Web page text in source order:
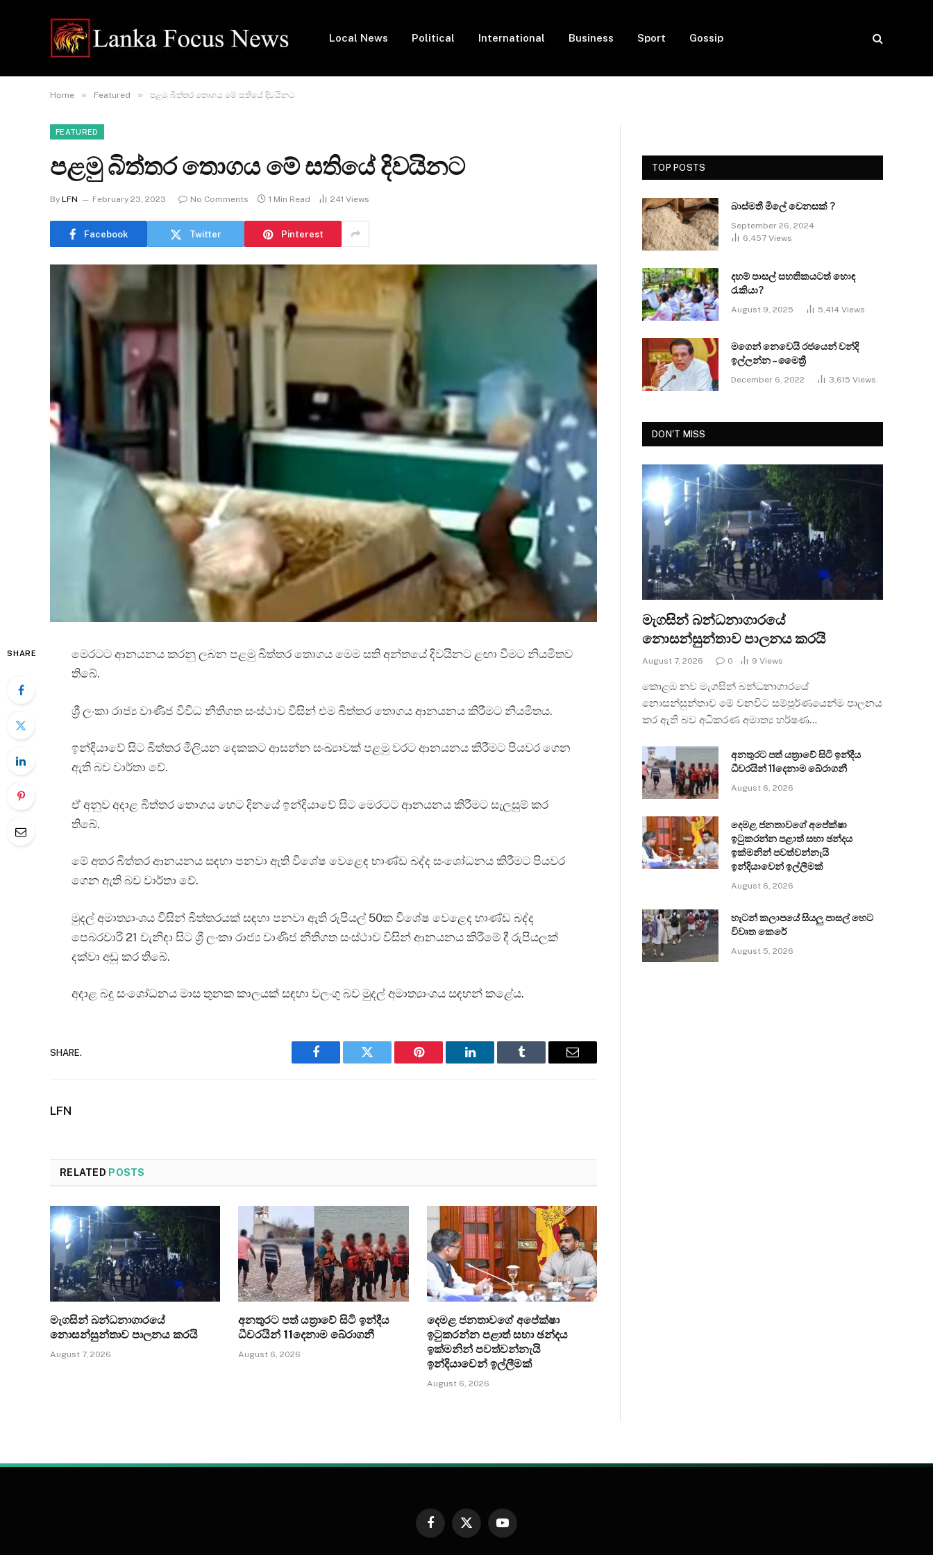
Local News Political International Business Sport Gossip
Home » Featured » පළමු බිත්තර තොගය මේ සතියේ දිවයිනට
FEATURED
පළමු බිත්තර තොගය මේ සතියේ දිවයිනට
By LFN February 23, 2023 No Comments 1 Min Read 241 Views
Facebook Twitter Pinterest
SHARE
මෙරටට ආනයනය කරනු ලබන පළමු බිත්තර තොගය මෙම සති අන්තයේ දිවයිනට ළඟා වීමට නියමිතව
තිබේ.
ශ්‍රී ලංකා රාජ්‍ය වාණිජ විවිධ නීතිගත සංස්ථාව විසින් එම බිත්තර තොගය ආනයනය කිරීමට නියමිතය.
ඉන්දියාවේ සිට බිත්තර මිලියන දෙකකට ආසන්න සංඛ්‍යාවක් පළමු වරට ආනයනය කිරීමට පියවර ගෙන
ඇති බව වාර්තා වේ.
ඒ අනුව අදාළ බිත්තර තොගය හෙට දිනයේ ඉන්දියාවේ සිට මෙරටට ආනයනය කිරීමට සැලසුම් කර
තිබේ.
මේ අතර බිත්තර ආනයනය සඳහා පනවා ඇති විශේෂ වෙළෙඳ භාණ්ඩ බද්ද සංශෝධනය කිරීමට පියවර
ගෙන ඇති බව වාර්තා වේ.
මුදල් අමාත්‍යාංශය විසින් බිත්තරයක් සඳහා පනවා ඇති රුපියල් 50ක විශේෂ වෙළෙද භාණ්ඩ බද්ද
පෙබරවාරි 21 වැනිදා සිට ශ්‍රී ලංකා රාජ්‍ය වාණිජ නීතිගත සංස්ථාව විසින් ආනයනය කිරීමේ දී රුපියලක්
දක්වා අඩු කර තිබේ.
අදාළ බදු සංශෝධනය මාස තුනක කාලයක් සඳහා වලංගු බව මුදල් අමාත්‍යාංශය සඳහන් කළේය.
SHARE.
Facebook Twitter Pinterest LinkedIn Tumblr Email
LFN
RELATED POSTS
මැගසින් බන්ධනාගාරයේ
නොසන්සුන්තාව පාලනය කරයි
August 7, 2026
අනතුරට පත් යත්‍රාවේ සිටි ඉන්දීය
ධීවරයින් 11දෙනාම බේරාගනී
August 6, 2026
දෙමළ ජනතාවගේ අපේක්ෂා
ඉටුකරන්න පළාත් සභා ඡන්දය
ඉක්මනින් පවත්වන්නැයි
ඉන්දියාවෙන් ඉල්ලීමක්
August 6, 2026
TOP POSTS
බාස්මතී මිලේ වෙනසක් ?
September 26, 2024
6,457 Views
දහම් පාසල් සහතිකයටත් හොඳ
රැකියා?
August 9, 2025 5,414 Views
මගෙන් නෙවෙයි රජයෙන් වන්දි
ඉල්ලන්න – මෛත්‍රී
December 6, 2022 3,615 Views
DON'T MISS
මැගසින් බන්ධනාගාරයේ
නොසන්සුන්තාව පාලනය කරයි
August 7, 2026 0 9 Views
කොළඹ නව මැගසින් බන්ධනාගාරයේ
නොසන්සුන්තාව මේ වනවිට සම්පූර්ණයෙන්ම පාලනය
කර ඇති බව අධිකරණ අමාත්‍ය හර්ෂණ…
අනතුරට පත් යත්‍රාවේ සිටි ඉන්දීය
ධීවරයින් 11දෙනාම බේරාගනී
August 6, 2026
දෙමළ ජනතාවගේ අපේක්ෂා
ඉටුකරන්න පළාත් සභා ඡන්දය
ඉක්මනින් පවත්වන්නැයි
ඉන්දියාවෙන් ඉල්ලීමක්
August 6, 2026
හැටන් කලාපයේ සියලු පාසල් හෙට
විවෘත කෙරේ
August 5, 2026
Facebook
X
YouTube